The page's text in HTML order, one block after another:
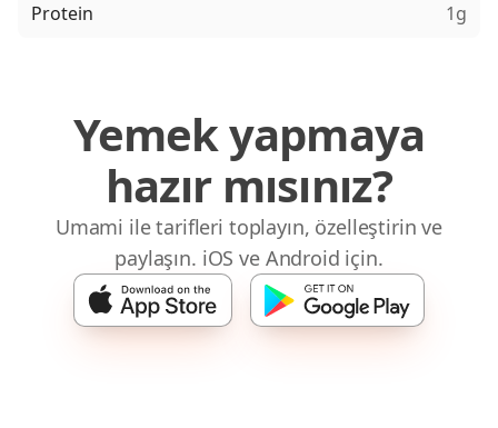
Protein 1g
Yemek yapmaya
hazır mısınız?
Umami ile tarifleri toplayın, özelleştirin ve
paylaşın. iOS ve Android için.